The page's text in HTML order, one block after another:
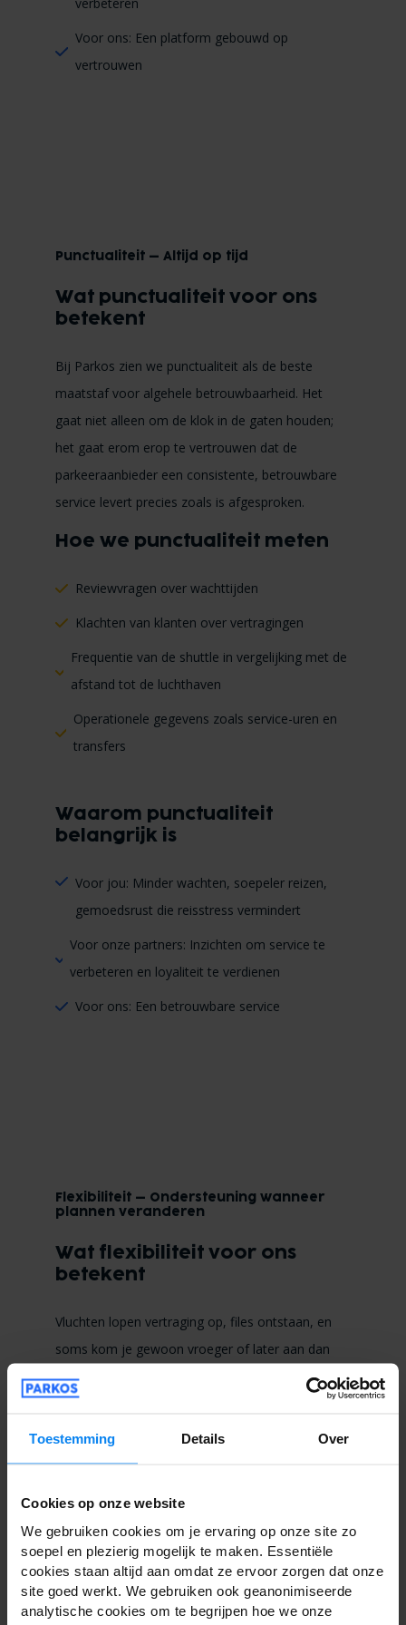
Toestemming Details Over
Cookies op onze website
We gebruiken cookies om je ervaring op onze site zo
soepel en plezierig mogelijk te maken. Essentiële
cookies staan altijd aan omdat ze ervoor zorgen dat onze
site goed werkt. We gebruiken ook geanonimiseerde
analytische cookies om te begrijpen hoe we onze
Voor ons: Een platform gebouwd op
vertrouwen
Punctualiteit – Altijd op tijd
Wat punctualiteit voor ons
betekent
Bij Parkos zien we punctualiteit als de beste
maatstaf voor algehele betrouwbaarheid. Het
gaat niet alleen om de klok in de gaten houden;
het gaat erom erop te vertrouwen dat de
parkeeraanbieder een consistente, betrouwbare
service levert precies zoals is afgesproken.
Hoe we punctualiteit meten
Reviewvragen over wachttijden
Klachten van klanten over vertragingen
Frequentie van de shuttle in vergelijking met de
afstand tot de luchthaven
Operationele gegevens zoals service-uren en
transfers
Waarom punctualiteit
belangrijk is
Voor jou: Minder wachten, soepeler reizen,
gemoedsrust die reisstress vermindert
Voor onze partners: Inzichten om service te
verbeteren en loyaliteit te verdienen
Voor ons: Een betrouwbare service
Flexibiliteit – Ondersteuning wanneer
plannen veranderen
Wat flexibiliteit voor ons
betekent
Vluchten lopen vertraging op, files ontstaan, en
soms kom je gewoon vroeger of later aan dan
gepland. Flexibiliteit gaat over hoe goed een
parkeeraanbieder zich aanpast aan veranderingen
wanneer iets niet loopt zoals gepland.
Hoe we flexibiliteit meten
Uitloop voor vroege of late aankomsten
Klantbeoordelingen die flexibele oplossingen
vermelden
Boekingsopties zoals lastminute-